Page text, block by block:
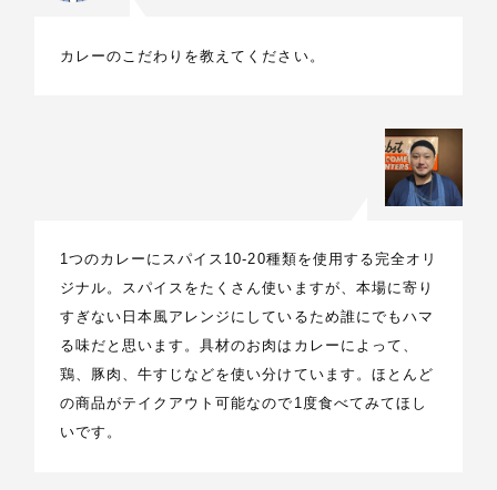
カレーのこだわりを教えてください。
1つのカレーにスパイス10-20種類を使用する完全オリ
ジナル。スパイスをたくさん使いますが、本場に寄り
すぎない日本風アレンジにしているため誰にでもハマ
る味だと思います。具材のお肉はカレーによって、
鶏、豚肉、牛すじなどを使い分けています。ほとんど
の商品がテイクアウト可能なので1度食べてみてほし
いです。